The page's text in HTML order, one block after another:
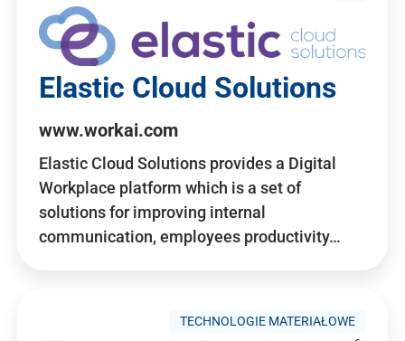
Elastic Cloud Solutions
www.workai.com
Elastic Cloud Solutions provides a Digital
Workplace platform which is a set of
solutions for improving internal
communication, employees productivity…
TECHNOLOGIE MATERIAŁOWE